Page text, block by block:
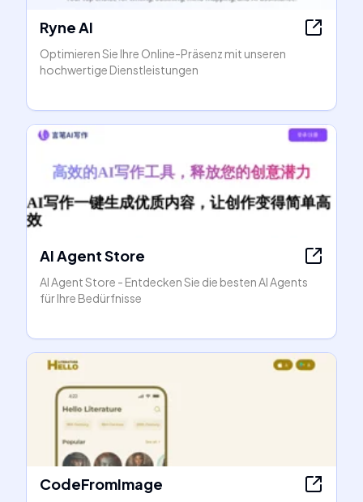
Ryne AI
Optimieren Sie Ihre Online-Präsenz mit unseren
hochwertige Dienstleistungen
AI Agent Store
AI Agent Store - Entdecken Sie die besten AI Agents
für Ihre Bedürfnisse
CodeFromImage